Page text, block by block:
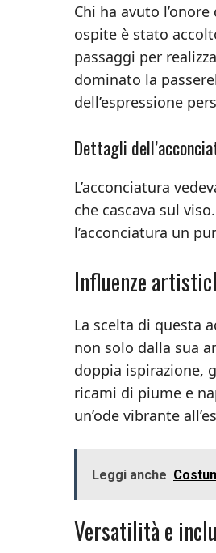
Chi ha avuto
ospite è stato
passaggi per
dominato la
dell’espressione
Dettagli
L’acconciatura
che cascava sul
l’acconciatura un
Influenze
La scelta di questa
non solo dalla sua
doppia ispirazione,
ricami di piume e
un’ode vibrante
Leggi anche
Versatilità e